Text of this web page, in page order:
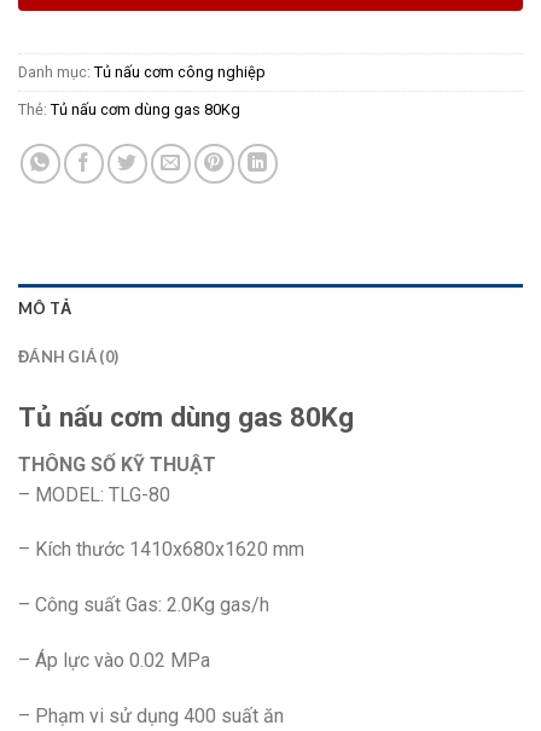
Danh mục: Tủ nấu cơm công nghiệp
Thẻ: Tủ nấu cơm dùng gas 80Kg
MÔ TẢ
ĐÁNH GIÁ (0)
Tủ nấu cơm dùng gas 80Kg
THÔNG SỐ KỸ THUẬT
– MODEL: TLG-80
– Kích thước 1410x680x1620 mm
– Công suất Gas: 2.0Kg gas/h
– Áp lực vào 0.02 MPa
– Phạm vi sử dụng 400 suất ăn